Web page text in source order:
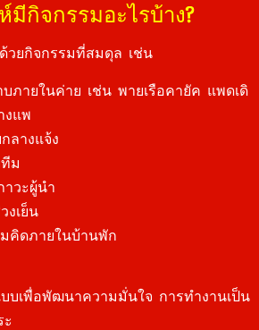
กิจกรรมอะไรบ้าง?
วยกิจกรรมที่สมดุล เช่น
บภายในค่าย เช่น พายเรือคายัค แพดเดิ
งแพ
ลางแจ้ง
ม
วะผู้นำ
งเย็น
คิดภายในบ้านพัก
บเพื่อพัฒนาความมั่นใจ การทำงานเป็น